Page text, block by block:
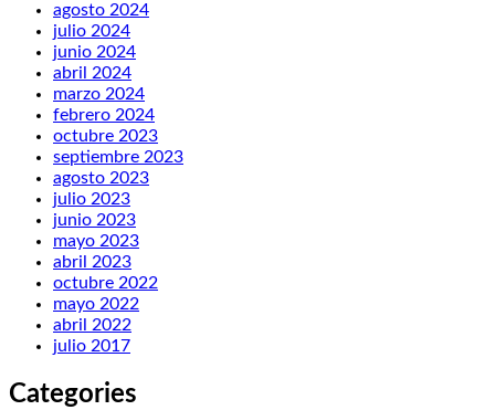
agosto 2024
julio 2024
junio 2024
abril 2024
marzo 2024
febrero 2024
octubre 2023
septiembre 2023
agosto 2023
julio 2023
junio 2023
mayo 2023
abril 2023
octubre 2022
mayo 2022
abril 2022
julio 2017
Categories